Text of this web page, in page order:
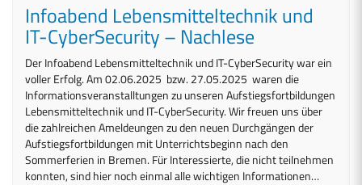
Infoabend Lebensmitteltechnik und
IT-CyberSecurity – Nachlese
Der Infoabend Lebensmitteltechnik und IT-CyberSecurity war ein
voller Erfolg. Am 02.06.2025 bzw. 27.05.2025 waren die
Informationsveranstalltungen zu unseren Aufstiegsfortbildungen
Lebensmitteltechnik und IT-CyberSecurity. Wir freuen uns über
die zahlreichen Ameldeungen zu den neuen Durchgängen der
Aufstiegsfortbildungen mit Unterrichtsbeginn nach den
Sommerferien in Bremen. Für Interessierte, die nicht teilnehmen
konnten, sind hier noch einmal alle wichtigen Informationen…